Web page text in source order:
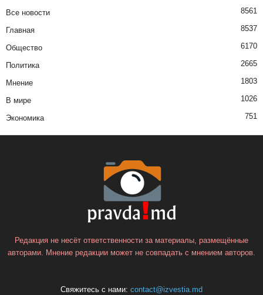
Все новости 8561
Главная 8537
Общество 6170
Политика 2665
Мнение 1803
В мире 1026
Экономика 751
Редакция не несёт ответственности за материалы, размещённые
авторами. Мнение редакции может не совпадать с мнением авторов.
Свяжитесь с нами: contact@izvestia.md